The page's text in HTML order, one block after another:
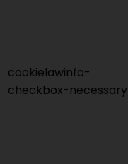
cookielawinfo-
checkbox-necessary